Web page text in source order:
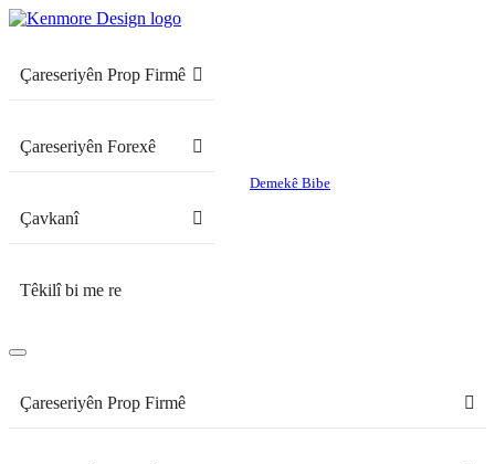
Çareseriyên Prop Firmê
Çareseriyên Forexê
Çavkanî
Têkilî bi me re
Demekê Bibe
Çareseriyên Prop Firmê